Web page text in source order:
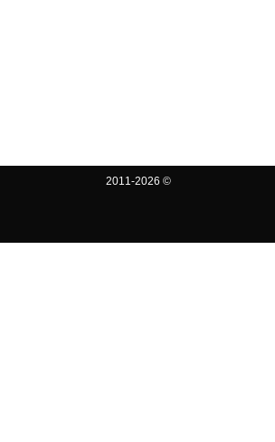
2011-2026 ©